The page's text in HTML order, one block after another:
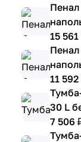
15
11
30 L
7 506